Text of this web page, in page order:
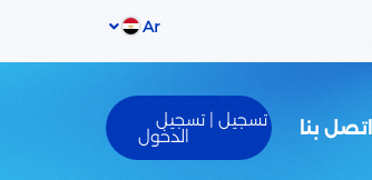
Ar
اتصل بنا